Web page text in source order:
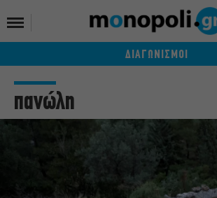
ΔΙΑΓΩΝΙΣΜΟΙ
πανώλη